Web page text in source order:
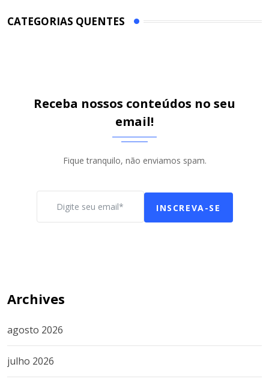
CATEGORIAS QUENTES
Receba nossos conteúdos no seu
email!
Fique tranquilo, não enviamos spam.
INSCREVA-SE
Archives
agosto 2026
julho 2026